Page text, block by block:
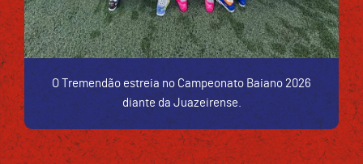
O Tremendão estreia no Campeonato Baiano 2026
diante da Juazeirense.